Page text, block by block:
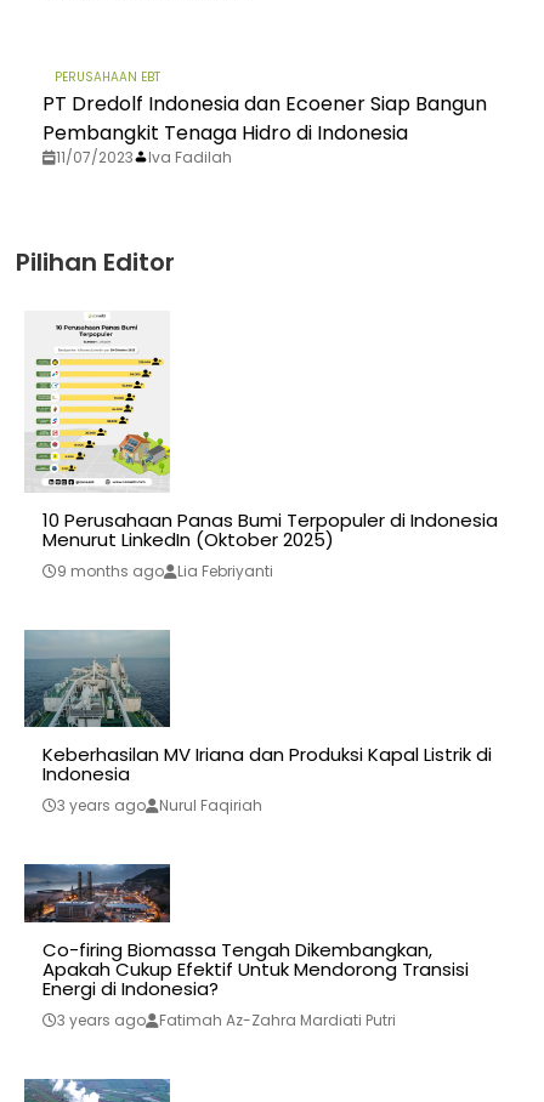
PERUSAHAAN EBT
PT Dredolf Indonesia dan Ecoener Siap Bangun
Pembangkit Tenaga Hidro di Indonesia
11/07/2023 Iva Fadilah
Pilihan Editor
10 Perusahaan Panas Bumi Terpopuler di Indonesia
Menurut LinkedIn (Oktober 2025)
9 months ago Lia Febriyanti
Keberhasilan MV Iriana dan Produksi Kapal Listrik di
Indonesia
3 years ago Nurul Faqiriah
Co-firing Biomassa Tengah Dikembangkan,
Apakah Cukup Efektif Untuk Mendorong Transisi
Energi di Indonesia?
3 years ago Fatimah Az-Zahra Mardiati Putri